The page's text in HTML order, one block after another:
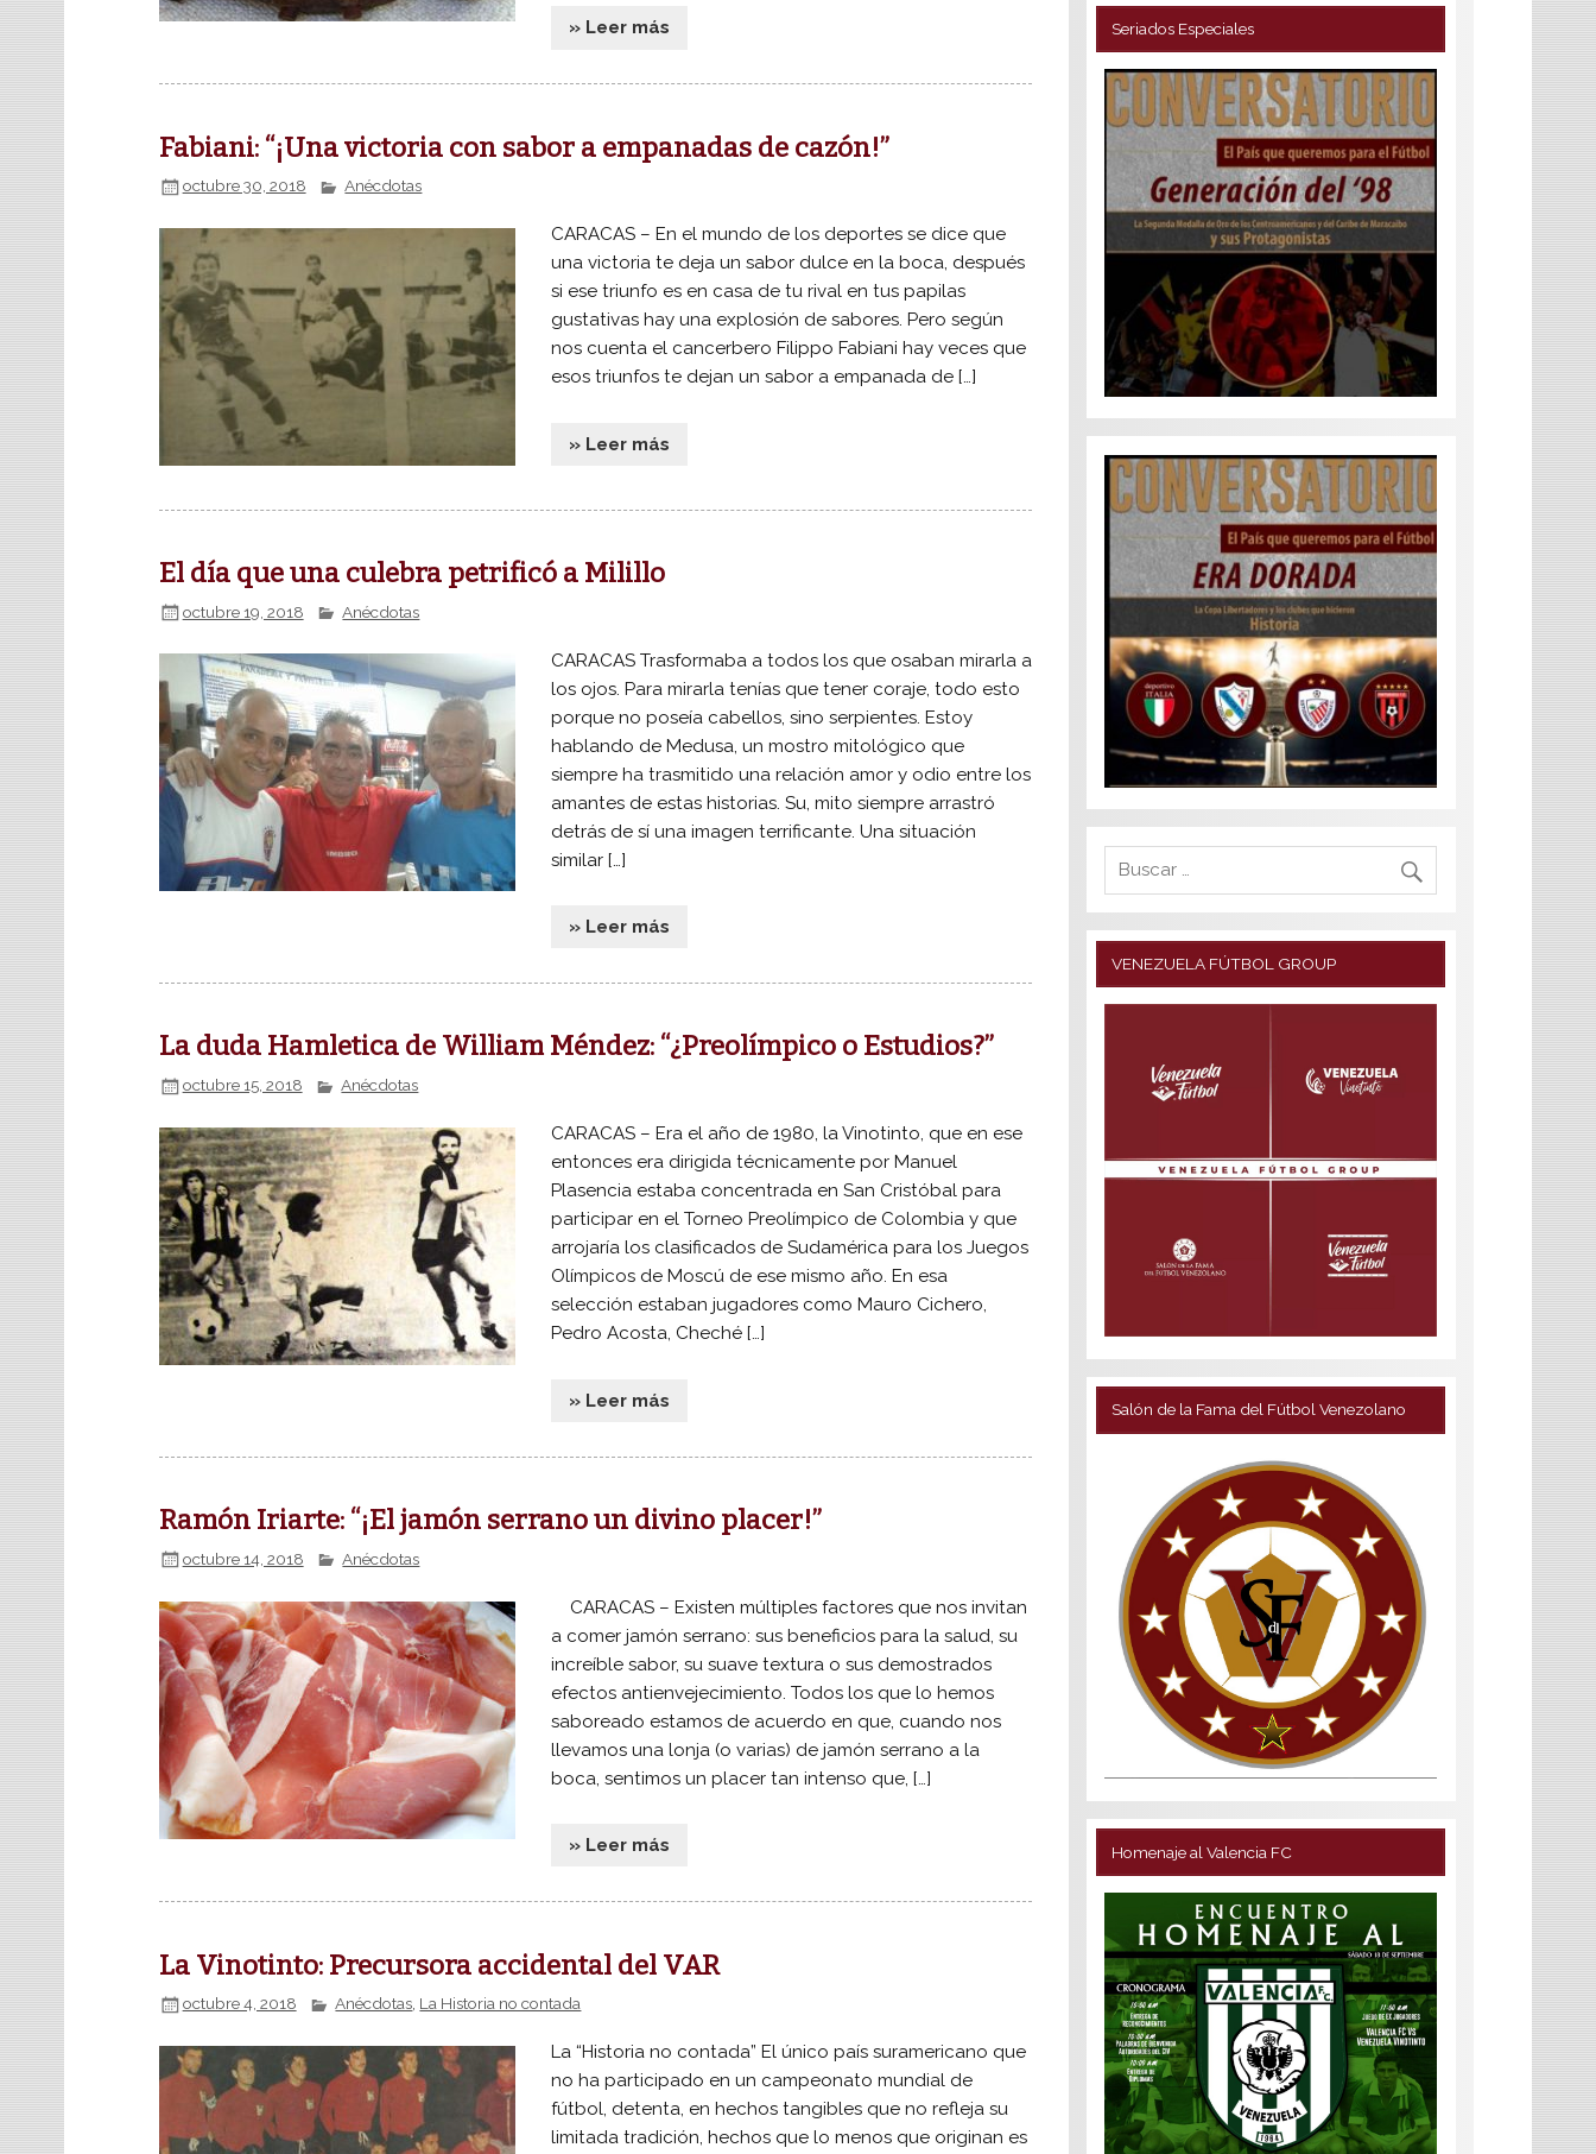
» Leer más
Fabiani: “¡Una victoria con sabor a empanadas de cazón!”
octubre 30, 2018 Anécdotas
CARACAS – En el mundo de los deportes se dice que
una victoria te deja un sabor dulce en la boca, después
si ese triunfo es en casa de tu rival en tus papilas
gustativas hay una explosión de sabores. Pero según
nos cuenta el cancerbero Filippo Fabiani hay veces que
esos triunfos te dejan un sabor a empanada de […]
» Leer más
El día que una culebra petrificó a Milillo
octubre 19, 2018 Anécdotas
CARACAS Trasformaba a todos los que osaban mirarla a
los ojos. Para mirarla tenías que tener coraje, todo esto
porque no poseía cabellos, sino serpientes. Estoy
hablando de Medusa, un mostro mitológico que
siempre ha trasmitido una relación amor y odio entre los
amantes de estas historias. Su, mito siempre arrastró
detrás de sí una imagen terrificante. Una situación
similar […]
» Leer más
La duda Hamletica de William Méndez: “¿Preolímpico o Estudios?”
octubre 15, 2018 Anécdotas
CARACAS – Era el año de 1980, la Vinotinto, que en ese
entonces era dirigida técnicamente por Manuel
Plasencia estaba concentrada en San Cristóbal para
participar en el Torneo Preolímpico de Colombia y que
arrojaría los clasificados de Sudamérica para los Juegos
Olímpicos de Moscú de ese mismo año. En esa
selección estaban jugadores como Mauro Cichero,
Pedro Acosta, Cheché […]
» Leer más
Ramón Iriarte: “¡El jamón serrano un divino placer!”
octubre 14, 2018 Anécdotas
CARACAS – Existen múltiples factores que nos invitan
a comer jamón serrano: sus beneficios para la salud, su
increíble sabor, su suave textura o sus demostrados
efectos antienvejecimiento. Todos los que lo hemos
saboreado estamos de acuerdo en que, cuando nos
llevamos una lonja (o varias) de jamón serrano a la
boca, sentimos un placer tan intenso que, […]
» Leer más
La Vinotinto: Precursora accidental del VAR
octubre 4, 2018 Anécdotas, La Historia no contada
La “Historia no contada” El único país suramericano que
no ha participado en un campeonato mundial de
fútbol, detenta, en hechos tangibles que no refleja su
limitada tradición, hechos que lo menos que originan es
Seriados Especiales
VENEZUELA FÚTBOL GROUP
Salón de la Fama del Fútbol Venezolano
Homenaje al Valencia FC